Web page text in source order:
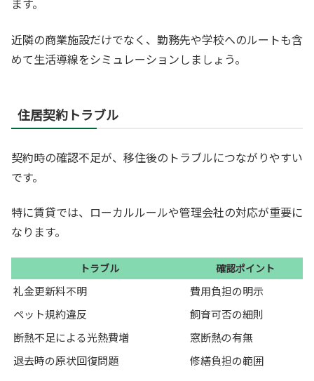
ます。
近隣の商業施設だけでなく、勤務先や学校へのルートも含
めて生活導線をシミュレーションしましょう。
住居契約トラブル
契約時の確認不足が、移住後のトラブルにつながりやすい
です。
特に賃貸では、ローカルルールや管理会社の対応が重要に
なります。
トラブル 確認ポイント
礼金更新料不明
費用負担の明示
ペット規約違反
飼育可否の細則
断熱不足による光熱費増
窓断熱の有無
退去時の原状回復問題
修繕負担の範囲